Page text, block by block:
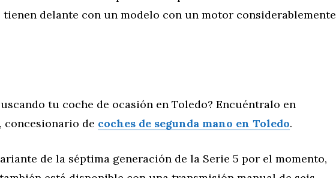
tienen delante con un modelo con un motor considerablemente
tu coche de ocasión en Toledo? Encuéntralo en
concesionario de coches de segunda mano en Toledo.
de la séptima generación de la Serie 5 por el momento,